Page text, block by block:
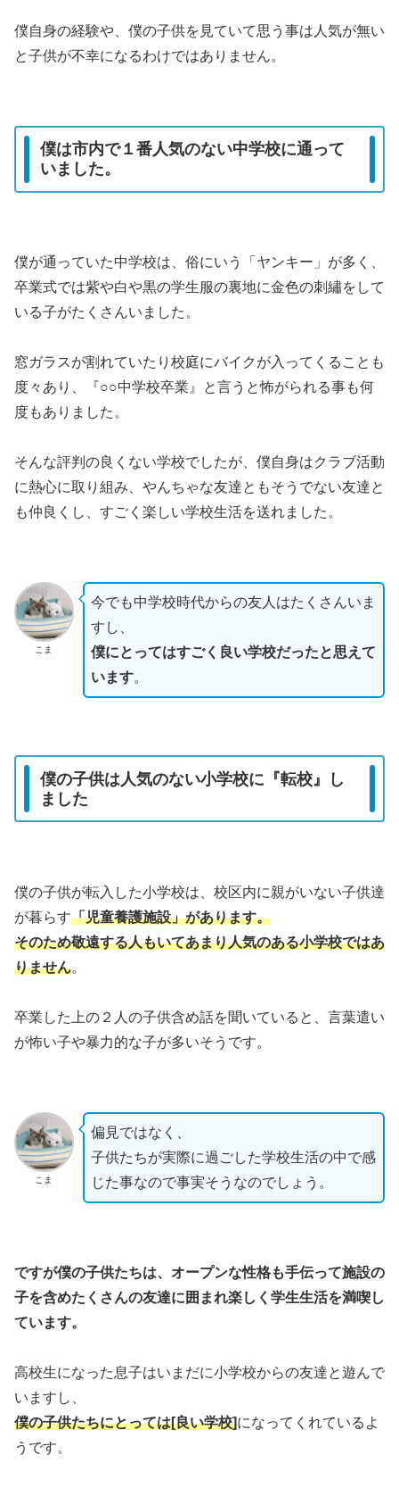
僕自身の経験や、僕の子供を見ていて思う事は人気が無い
と子供が不幸になるわけではありません。
僕は市内で１番人気のない中学校に通って
いました。
僕が通っていた中学校は、俗にいう「ヤンキー」が多く、
卒業式では紫や白や黒の学生服の裏地に金色の刺繡をして
いる子がたくさんいました。
窓ガラスが割れていたり校庭にバイクが入ってくることも
度々あり、『○○中学校卒業』と言うと怖がられる事も何
度もありました。
そんな評判の良くない学校でしたが、僕自身はクラブ活動
に熱心に取り組み、やんちゃな友達ともそうでない友達と
も仲良くし、すごく楽しい学校生活を送れました。
こま
今でも中学校時代からの友人はたくさんいま
すし、
僕にとってはすごく良い学校だったと思えて
います。
僕の子供は人気のない小学校に『転校』し
ました
僕の子供が転入した小学校は、校区内に親がいない子供達
が暮らす「児童養護施設」があります。
そのため敬遠する人もいてあまり人気のある小学校ではあ
りません。
卒業した上の２人の子供含め話を聞いていると、言葉遣い
が怖い子や暴力的な子が多いそうです。
こま
偏見ではなく、
子供たちが実際に過ごした学校生活の中で感
じた事なので事実そうなのでしょう。
ですが僕の子供たちは、オープンな性格も手伝って施設の
子を含めたくさんの友達に囲まれ楽しく学生生活を満喫し
ています。
高校生になった息子はいまだに小学校からの友達と遊んで
いますし、
僕の子供たちにとっては[良い学校]になってくれているよ
うです。